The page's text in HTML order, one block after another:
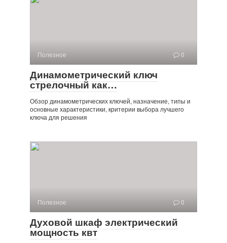
Полезное 0
Динамометрический ключ
стрелочный как…
Обзор динамометрических ключей, назначение, типы и
основные характеристики, критерии выбора лучшего
ключа для решения
Полезное 0
Духовой шкаф электрический
мощность квт